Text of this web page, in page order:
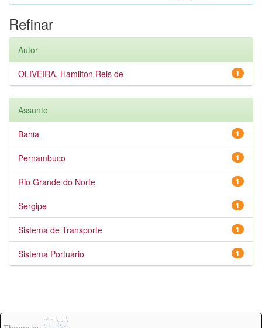
Refinar
Autor
1
OLIVEIRA, Hamilton Reis de
Assunto
1
Bahia
1
Pernambuco
1
Rio Grande do Norte
1
Sergipe
1
Sistema de Transporte
1
Sistema Portuário